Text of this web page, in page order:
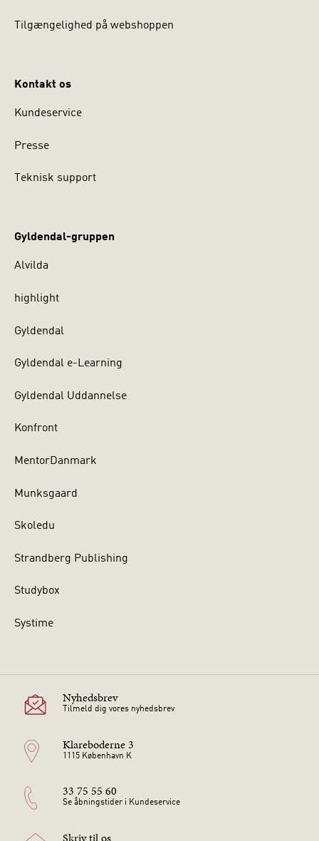
Tilgængelighed på webshoppen
Kontakt os
Kundeservice
Presse
Teknisk support
Gyldendal-gruppen
Alvilda
highlight
Gyldendal
Gyldendal e-Learning
Gyldendal Uddannelse
Konfront
MentorDanmark
Munksgaard
Skoledu
Strandberg Publishing
Studybox
Systime
Nyhedsbrev
Tilmeld dig vores nyhedsbrev
Klareboderne 3
1115 København K
33 75 55 60
Se åbningstider i Kundeservice
Skriv til os